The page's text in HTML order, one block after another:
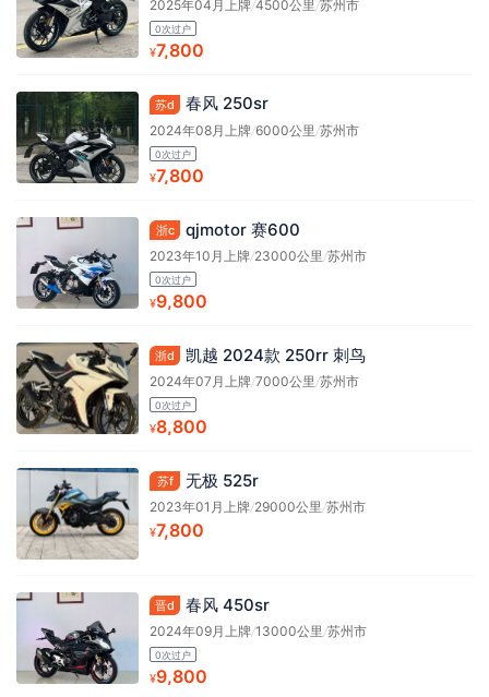
2025年04月上牌/4500公里 /苏州市
0次过户
¥7,800
苏d 春风 250sr
2024年08月上牌/6000公里 /苏州市
0次过户
¥7,800
浙c qjmotor 赛600
2023年10月上牌/23000公里 /苏州市
0次过户
¥9,800
浙d 凯越 2024款 250rr 刺鸟
2024年07月上牌/7000公里 /苏州市
0次过户
¥8,800
苏f 无极 525r
2023年01月上牌/29000公里 /苏州市
¥7,800
晋d 春风 450sr
2024年09月上牌/13000公里 /苏州市
0次过户
¥9,800